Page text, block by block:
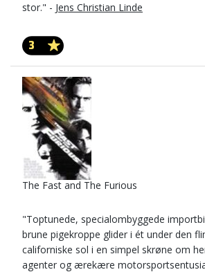
stor." - Jens Christian Linde
3
The Fast and The Furious
"Toptunede, specialombyggede
brune pigekroppe glider i ét under den
californiske sol i en simpel skrøne om
agenter og ærekære